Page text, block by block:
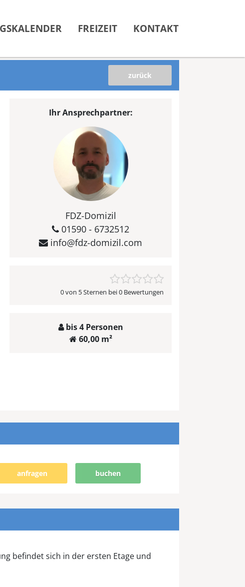
FREIZEIT KONTAKT
zurück
Ihr Ansprechpartner:
FDZ-Domizil
01590 - 6732512
info@fdz-domizil.com
0 von 5 Sternen bei 0 Bewertungen
bis 4 Personen
60,00 m²
buchen
anfragen
befindet sich in der ersten Etage und